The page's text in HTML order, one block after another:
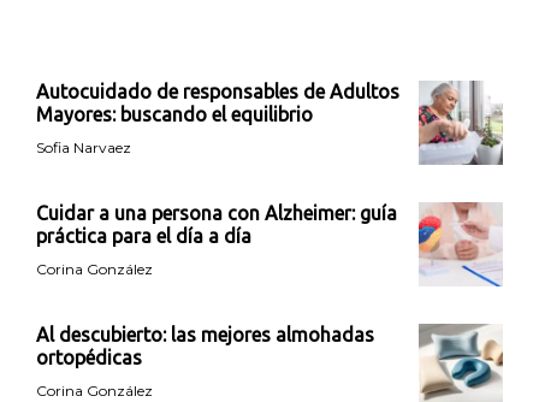
Autocuidado de responsables de Adultos
Mayores: buscando el equilibrio
Sofia Narvaez
Cuidar a una persona con Alzheimer: guía
práctica para el día a día
Corina González
Al descubierto: las mejores almohadas
ortopédicas
Corina González